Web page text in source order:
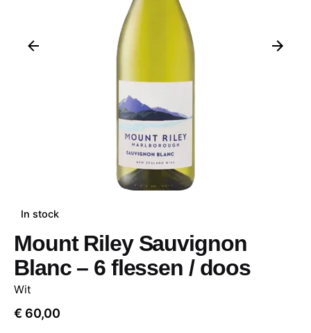
In stock
Mount Riley Sauvignon
Blanc – 6 flessen / doos
Wit
€ 60,00